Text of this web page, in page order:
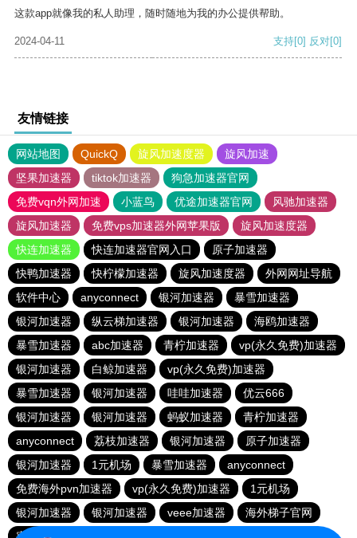
这款app就像我的私人助理，随时随地为我的办公提供帮助。
2024-04-11 支持[0] 反对[0]
友情链接
网站地图 QuickQ 旋风加速度器
旋风加速
坚果加速器
tiktok加速器
狗急加速器官网
免费vqn外网加速
小蓝鸟 优途加速器官网
风驰加速器
旋风加速器
免费vps加速器外网苹果版
旋风加速度器
快连加速器
快连加速器官网入口
原子加速器
快鸭加速器
快柠檬加速器 旋风加速度器
外网网址导航
软件中心
anyconnect 银河加速器
暴雪加速器
银河加速器
纵云梯加速器 银河加速器
海鸥加速器
暴雪加速器
abc加速器 青柠加速器
vp(永久免费)加速器
银河加速器
白鲸加速器
vp(永久免费)加速器
暴雪加速器
银河加速器 哇哇加速器
优云666
银河加速器
银河加速器 蚂蚁加速器
青柠加速器
anyconnect
荔枝加速器 银河加速器
原子加速器
银河加速器
1元机场 暴雪加速器
anyconnect
免费海外pvn加速器
vp(永久免费)加速器
1元机场
银河加速器
银河加速器 veee加速器
海外梯子官网